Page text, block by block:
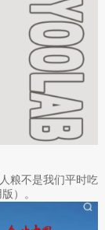
粮不是我们平时吃
）。